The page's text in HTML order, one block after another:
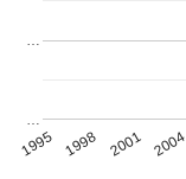
1995 1998 2001 2004
…